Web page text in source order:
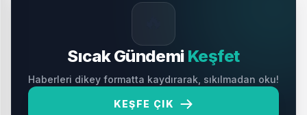
Sıcak Gündemi Keşfet
Haberleri dikey formatta kaydırarak, sıkılmadan oku!
KEŞFE ÇIK